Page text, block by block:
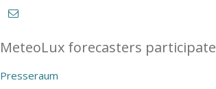
MeteoLux forecasters participate
Presseraum